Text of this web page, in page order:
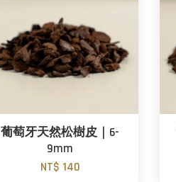
葡萄牙天然松樹皮｜6-
9mm
NT$ 140